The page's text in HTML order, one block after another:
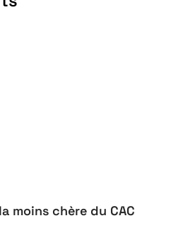
moins chère du CAC